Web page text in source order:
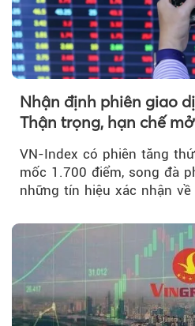
Nhận định phiên giao
Thận trọng, hạn chế
VN-Index có phiên tăng
mốc 1.700 điểm, song đà
những tín hiệu xác nhận